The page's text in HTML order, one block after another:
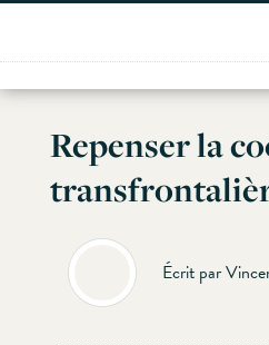
Skip
content
Repenser la
Écrit par